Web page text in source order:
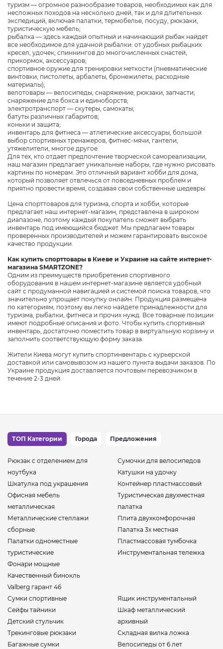
туризм — огромное разнообразие товаров, необходимых как для
несложных походов на несколько дней, так и для длительных
экспедиций, включая палатки, термобелье, посуду, рюкзаки,
туристическую мебель;
рыбалка — здесь каждый опытный и начинающий рыбак найдет
все необходимое для удачной рыбалки: от удобных рыбацких
кресел, удочек, спиннингов до многочисленных снастей,
прикормок, аксессуаров;
спортивное оружие для тренировки меткости (пневматические
винтовки, пистолеты, арбалеты, бронежилеты, расходные
материалы);
велотовары — велосипеды, снаряжение, рюкзаки, запчасти;
снаряжение для бокса и единоборств;
электротранспорт — скутеры, самокаты;
батуты различных габаритов;
коньки и защита;
инвентарь для фитнеса — атлетические аксессуары, большой
выбор спортивных тренажеров, фитнес-мячи, гантели,
утяжелители, многое другое.
Для тех, кто отдает предпочтение творческой самореализации,
наш магазин предлагает уникальные наборы, где нужно рисовать
картины по номерам. Это отличный вариант хобби для дома,
который позволяет отвлечься от повседневных проблем и
приятно провести время, создавая свои собственные шедевры.
Цена спорттоваров для туризма, спорта и хобби, которые
предлагает наш интернет-магазин, представлена в широком
диапазоне, поэтому каждый покупатель сможет выбрать
инвентарь под имеющийся бюджет. Мы предлагаем товары
проверенных производителей и можем гарантировать высокое
качество продукции.
Как купить спорттовары в Киеве и Украине на сайте интернет-
магазина SMARTZONE?
Одним из преимуществ приобретения спортивного
оборудования в нашем интернет-магазине является удобный
сайт с продуманной навигацией и системой поиска товаров, что
значительно упрощает покупку онлайн. Продукция размещена
по категориям, поэтому вы легко найдете принадлежности для
туризма, рыбалки, фитнеса и прочих нужд. Все товарные позиции
имеют подробные описания и фото. Чтобы купить спортивный
инвентарь, достаточно поместить товар в виртуальную корзину и
заполнить соответствующую форму заказа.
Жители Киева могут купить спортинвентарь с курьерской
доставкой или самовывозом из нашего пункта выдачи заказов. По
Украине продукция доставляется почтовым перевозчиком в
течение 2-3 дней.
ТОП Категории Города Предложения
Рюкзак с отделением для
ноутбука
Шкатулка под украшения
Офисная мебель
металлическая
Металлические стеллажи
сборные
Палатки одноместные
туристические
Фонари мощные
Качественный бинокль
Valberg гарант 46
Сумочки для велосипедов
Катушки на удочку
Контейнер пластмассовый
Туристическая двухместная
палатка
Плита двухкомфорочная
Палатка 3х местная
Пластмассовая тумбочка
Инструментальная тележка
Сумки спортивные
Сейфы тайники
Детский стульчик
Трекинговые рюкзаки
Багажные сумки
Ящик инструментальный
Шкаф металлический
архивный
Складная вилка ложка
Велосипеды от 6 лет